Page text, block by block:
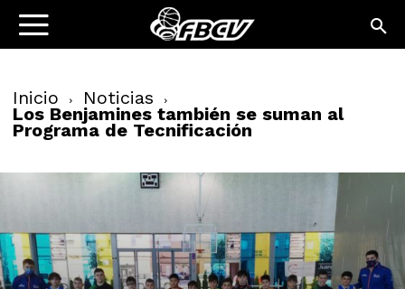
Inicio Noticias
Los Benjamines también se suman al
Programa de Tecnificación